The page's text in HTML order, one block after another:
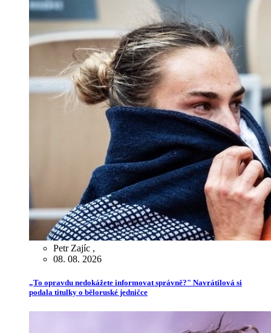
Petr Zajíc ,
08. 08. 2026
„To opravdu nedokážete informovat správně?" Navrátilová si
podala titulky o běloruské jedničce